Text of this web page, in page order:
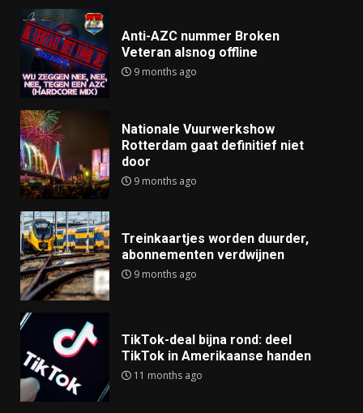
Anti-AZC nummer Broken
Veteran alsnog offline
9 months ago
Nationale Vuurwerkshow
Rotterdam gaat definitief niet
door
9 months ago
Treinkaartjes worden duurder,
abonnementen verdwijnen
9 months ago
TikTok-deal bijna rond: deel
TikTok in Amerikaanse handen
11 months ago